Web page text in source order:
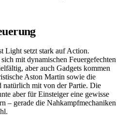
Light setzt stark auf Action.
mit dynamischen Feuergefechten
aber auch Gadgets kommen
Aston Martin sowie die
natürlich mit von der Partie. Die
aber für Einsteiger eine gewisse
– gerade die Nahkampfmechaniken